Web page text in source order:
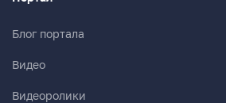
Блог портала
Видео
Видеоролики